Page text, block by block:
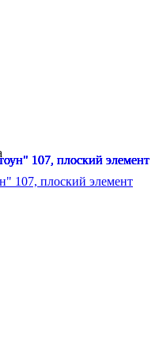
107, плоский элемент